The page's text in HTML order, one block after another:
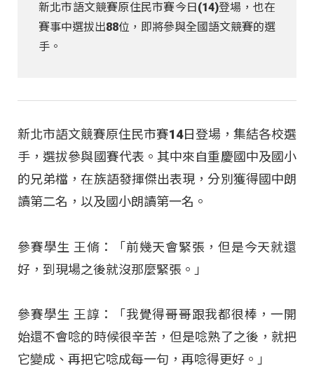
新北市語文競賽原住民市賽今日(14)登場，也在
賽事中選拔出88位，即將參與全國語文競賽的選
手。
新北市語文競賽原住民市賽14日登場，集結各校選
手，選拔參與國賽代表。其中來自重慶國中及國小
的兄弟檔，在族語發揮傑出表現，分別獲得國中朗
讀第二名，以及國小朗讀第一名。
參賽學生 王脩：「前幾天會緊張，但是今天就還
好，到現場之後就沒那麼緊張。」
參賽學生 王諄：「我覺得哥哥跟我都很棒，一開
始還不會唸的時候很辛苦，但是唸熟了之後，就把
它變成、再把它唸成每一句，再唸得更好。」